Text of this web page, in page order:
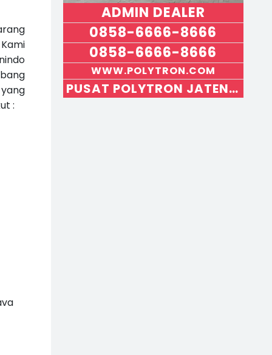
:
ADMIN DEALER
0858-6666-8666
0858-6666-8666
WWW.POLYTRON.COM
PUSAT POLYTRON JATENG DIY